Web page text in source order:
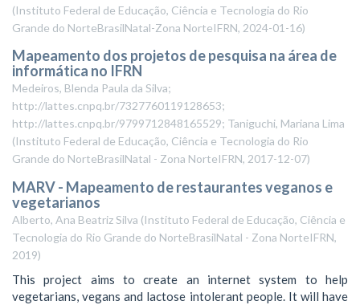
(Instituto Federal de Educação, Ciência e Tecnologia do Rio
Grande do NorteBrasilNatal-Zona NorteIFRN, 2024-01-16)
Mapeamento dos projetos de pesquisa na área de
informática no IFRN
Medeiros, Blenda Paula da Silva;
http://lattes.cnpq.br/7327760119128653;
http://lattes.cnpq.br/9799712848165529; Taniguchi, Mariana Lima
(Instituto Federal de Educação, Ciência e Tecnologia do Rio
Grande do NorteBrasilNatal - Zona NorteIFRN, 2017-12-07)
MARV - Mapeamento de restaurantes veganos e
vegetarianos
Alberto, Ana Beatriz Silva (Instituto Federal de Educação, Ciência e
Tecnologia do Rio Grande do NorteBrasilNatal - Zona NorteIFRN,
2019)
This project aims to create an internet system to help
vegetarians, vegans and lactose intolerant people. It will have